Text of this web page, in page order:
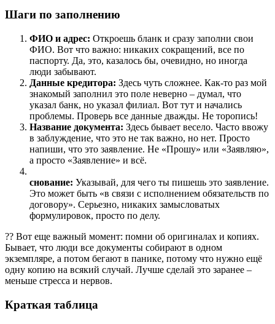
Шаги по заполнению
ФИО и адрес: Откроешь бланк и сразу заполни свои
ФИО. Вот что важно: никаких сокращений, все по
паспорту. Да, это, казалось бы, очевидно, но иногда
люди забывают.
Данные кредитора: Здесь чуть сложнее. Как-то раз мой
знакомый заполнил это поле неверно – думал, что
указал банк, но указал филиал. Вот тут и начались
проблемы. Проверь все данные дважды. Не торопись!
Название документа: Здесь бывает весело. Часто ввожу
в заблуждение, что это не так важно, но нет. Просто
напиши, что это заявление. Не «Прошу» или «Заявляю»,
а просто «Заявление» и всё.
снование: Указывай, для чего ты пишешь это заявление.
Это может быть «в связи с исполнением обязательств по
договору». Серьезно, никаких замысловатых
формулировок, просто по делу.
?? Вот еще важный момент: помни об оригиналах и копиях.
Бывает, что люди все документы собирают в одном
экземпляре, а потом бегают в панике, потому что нужно ещё
одну копию на всякий случай. Лучше сделай это заранее –
меньше стресса и нервов.
Краткая таблица